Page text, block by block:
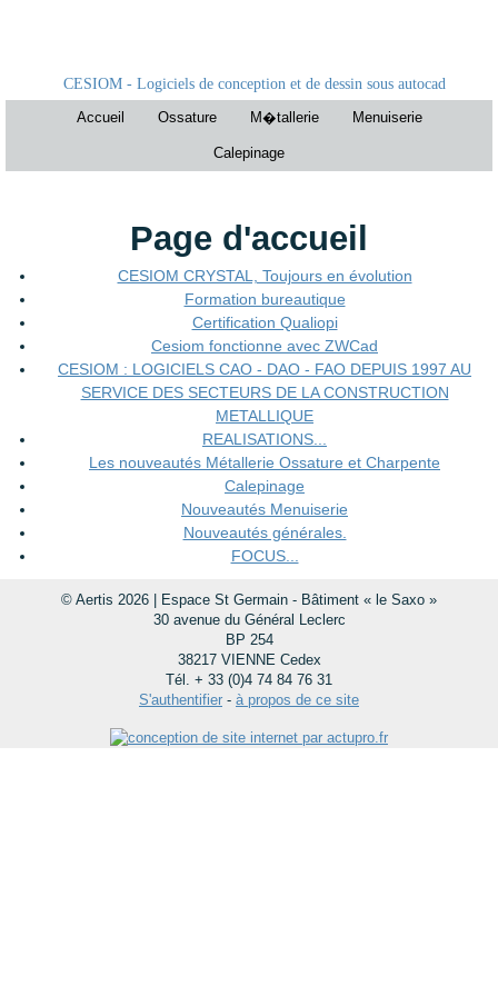
CESIOM - Logiciels de conception et de dessin sous autocad
Accueil Ossature M�tallerie Menuiserie
Calepinage
Page d'accueil
CESIOM CRYSTAL, Toujours en évolution
Formation bureautique
Certification Qualiopi
Cesiom fonctionne avec ZWCad
CESIOM : LOGICIELS CAO - DAO - FAO DEPUIS 1997 AU
SERVICE DES SECTEURS DE LA CONSTRUCTION
METALLIQUE
REALISATIONS...
Les nouveautés Métallerie Ossature et Charpente
Calepinage
Nouveautés Menuiserie
Nouveautés générales.
FOCUS...
© Aertis 2026 | Espace St Germain - Bâtiment « le Saxo »
30 avenue du Général Leclerc
BP 254
38217 VIENNE Cedex
Tél. + 33 (0)4 74 84 76 31
S'authentifier - à propos de ce site